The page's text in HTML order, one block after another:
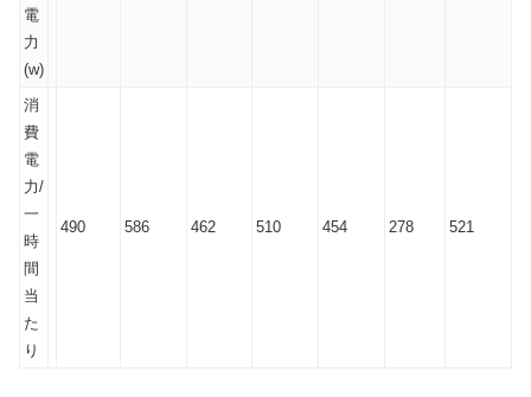
電
力
(w)
消
費
電
力/
一
時
間
当
た
り
490 586 462 510 454 278 521